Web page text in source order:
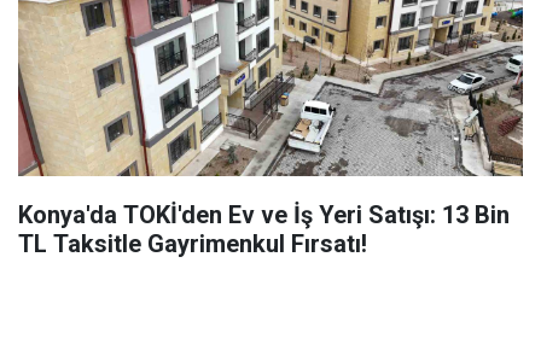
Konya'da TOKİ'den Ev ve İş Yeri Satışı: 13 Bin
TL Taksitle Gayrimenkul Fırsatı!